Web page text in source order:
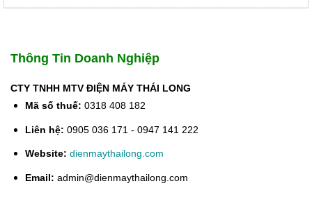
4.500.000 ₫.
là:
Thông Tin Doanh Nghiệp
CTY TNHH MTV ĐIỆN MÁY THÁI LONG
Mã số thuế: 0318 408 182
Liên hệ: 0905 036 171 - 0947 141 222
Website: dienmaythailong.com
Email: admin@dienmaythailong.com